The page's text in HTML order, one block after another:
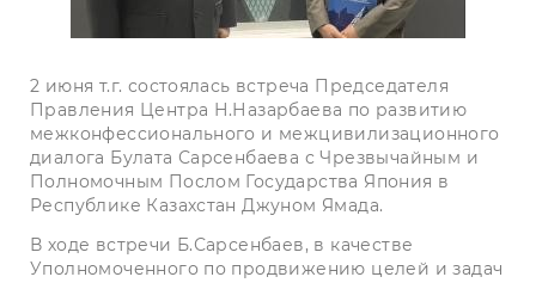
2 июня т.г. состоялась встреча Председателя
Правления Центра Н.Назарбаева по развитию
межконфессионального и межцивилизационного
диалога Булата Сарсенбаева с Чрезвычайным и
Полномочным Послом Государства Япония в
Республике Казахстан Джуном Ямада.
В ходе встречи Б.Сарсенбаев, в качестве
Уполномоченного по продвижению целей и задач